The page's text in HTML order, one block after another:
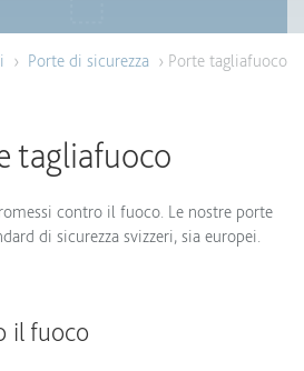
› Porte di sicurezza › Porte tagliafuoco
tagliafuoco
contro il fuoco. Le nostre porte
di sicurezza svizzeri, sia europei.
il fuoco